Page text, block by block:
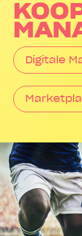
Digitale